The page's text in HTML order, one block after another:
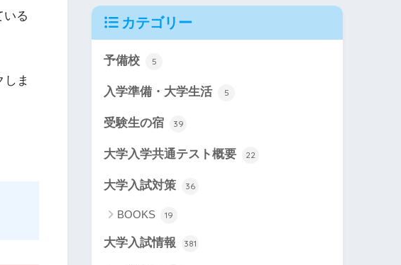
いる
しま
カテゴリー
予備校 5
入学準備・大学生活 5
受験生の宿 39
大学入学共通テスト概要 22
大学入試対策 36
BOOKS 19
大学入試情報 381